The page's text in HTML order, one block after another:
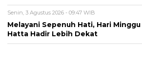
Senin, 3 Agustus 2026 - 09:47 WIB
Melayani Sepenuh Hati, Hari
Hatta Hadir Lebih Dekat